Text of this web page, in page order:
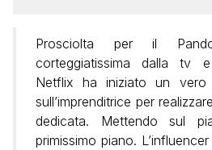
Prosciolta per il
corteggiatissima dalla tv
Netflix ha iniziato un vero
sull’imprenditrice per
dedicata. Mettendo sul
primissimo piano.